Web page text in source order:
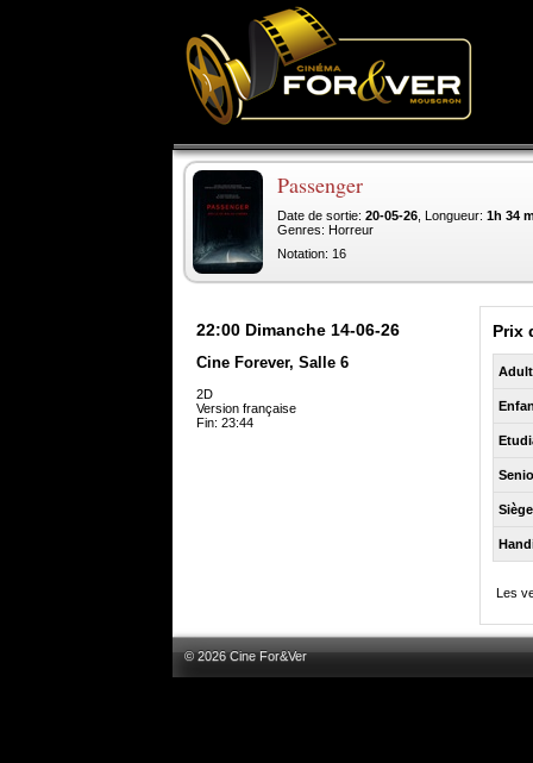
Passenger
Date de sortie: 20-05-26 , Longueur: 1h 34
Genres: Horreur
Notation: 16
22:00 Dimanche 14-06-26
Cine Forever, Salle 6
2D
Version française
Fin: 23:44
Prix
Les
© 2026 Cine For&Ver